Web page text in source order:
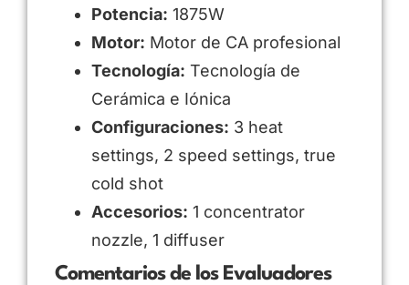
Potencia: 1875W
Motor: Motor de CA profesional
Tecnología: Tecnología de
Cerámica e Iónica
Configuraciones: 3 heat
settings, 2 speed settings, true
cold shot
Accesorios: 1 concentrator
nozzle, 1 diffuser
Comentarios de los Evaluadores